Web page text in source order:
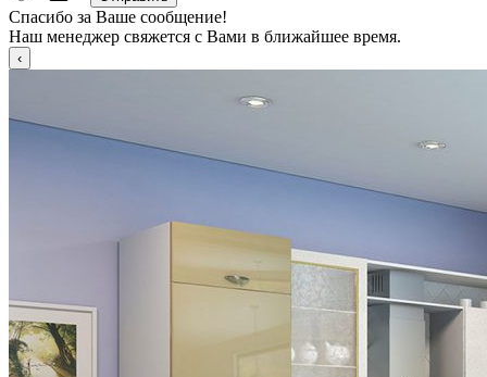
Спасибо за Ваше сообщение!
Наш менеджер свяжется с Вами в ближайшее время.